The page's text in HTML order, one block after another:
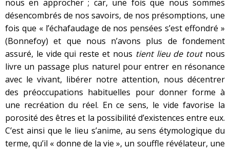
nous en approcher ; car, une fois que nous sommes
désencombrés de nos savoirs, de nos présomptions, une
fois que « l’échafaudage de nos pensées s’est effondré »
(Bonnefoy) et que nous n’avons plus de fondement
assuré, le vide qui reste et nous tient lieu de toutnous
livre un passage plus naturel pour entrer en résonance
avec le vivant, libérer notre attention, nous décentrer
des préoccupations habituelles pour donner forme à
une recréation du réel. En ce sens, le vide favorise la
porosité des êtres et la possibilité d’existences entre eux.
C’est ainsi que le lieu s’anime, au sens étymologique du
terme, qu’il « donne de la vie », un souffle révélateur, une